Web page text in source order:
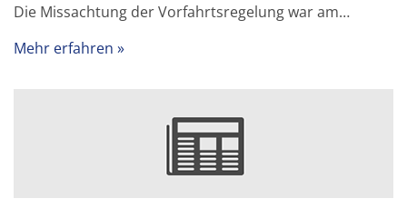
Die Missachtung der Vorfahrtsregelung war am…
Mehr erfahren